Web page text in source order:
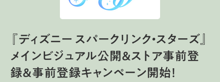
『ディズニー スパークリンク・スターズ』
メインビジュアル公開＆ストア事前登
録＆事前登録キャンペーン開始！